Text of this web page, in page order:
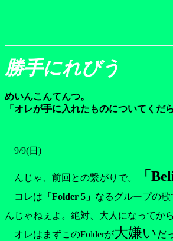
勝手にれびう
めいんこんてんつ。
「オレが手に入れたものについてく
9/9(日)
んじゃ、前回との繋がりで。 「
コレは 「Folder 5」 なるグループの
んじゃねぇよ。絶対、大人になってか
オレはまずこのFolderが大嫌いだ